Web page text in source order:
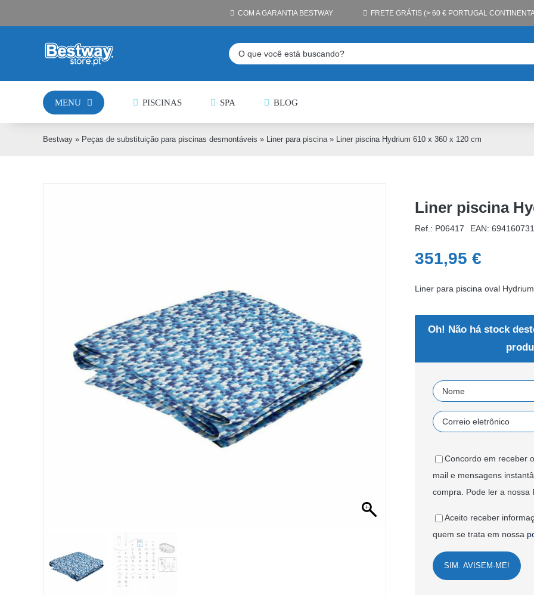
to
PISCINAS SPA BLOG
MENU
COM A GARANTIA BESTWAY FRETE GRÁTIS (> 60 € PORTUGAL
Pesquisar
Bestway» Peças de substituição para piscinas desmontáveis » Liner para piscina» Liner piscina Hydrium 610 x 360 x 120 cm
Liner piscina
Ref.: P06417 EAN:
351,95 €
Liner para piscina oval
Oh! Não há stock
Concordo em receber
mail e mensagens
compra. Pode ler a nossa
Aceito receber
quem se trata em nossa
SIM. AVISEM-ME!